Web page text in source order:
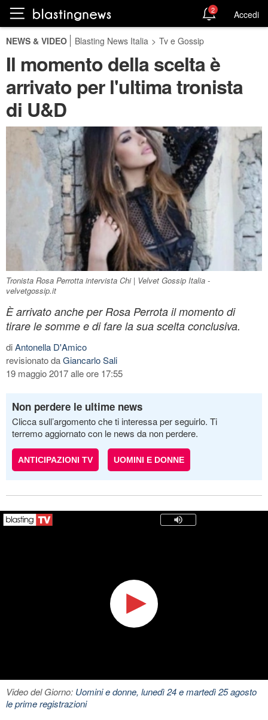
2 Accedi
NEWS & VIDEO Blasting News Italia > Tv e Gossip
Il momento della scelta è
arrivato per l'ultima tronista
di U&D
Tronista Rosa Perrotta intervista Chi | Velvet Gossip Italia -
velvetgossip.it
È arrivato anche per Rosa Perrota il momento di
tirare le somme e di fare la sua scelta conclusiva.
diAntonella D'Amico
revisionato daGiancarlo Sali
19 maggio 2017 alle ore 17:55
Non perdere le ultime news
Clicca sull’argomento che ti interessa per seguirlo. Ti
terremo aggiornato con le news da non perdere.
ANTICIPAZIONI TV UOMINI E DONNE
Video del Giorno: Uomini e donne, lunedì 24 e martedì 25 agosto
le prime registrazioni